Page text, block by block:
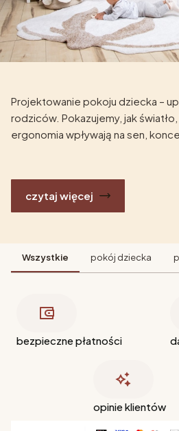
Projektowanie pokoju dziecka –
rodziców. Pokazujemy, jak
ergonomia wpływają na sen,
czytaj więcej
Wszystkie pokój dziecka
bezpieczne płatności
opinie klientów